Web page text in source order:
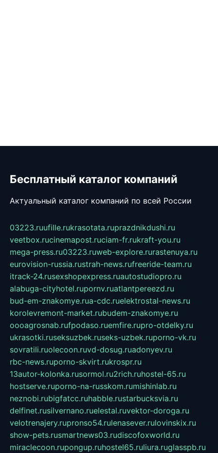
Бесплатный каталог компаний
Актуальный каталог компаний по всей России
03223.ruufille.rukrasotata.ruprazdnikdushi.ru
veetbox.rucinemapost.ruciam-fr.rukraft-you.ru
mega-press.ru03223.ruweb-explore.rurastenuya.ru
eurovision-russia.rustrah-news.rufreeride-team.ru
itrack-24.rusexshopexpress.ruautostudiopro.ru
alabuga-cityhotel.rupornv.ruatlantpereezd.ru
bud-em-znakomye.rua-cdc.ruelektrostal-news.ru
korolevremont-market.rubudem-znakomye.ru
oooagrosnab.rufpodaso.ruemfire.rupro-otdelky.ru
ukrasotki.ruseksuzbek.ruseks-uzbek.ruporno-vk.ru
sovratili.ruolecoon.ruvd-dosug.ruadonyev.ru
rbc-news.ruporno-skvirt.rukrospr.ru
13autor-kolonka.rusormol.ru2rich.ruhostel-65.ru
hostserve.ruporno-na-russkom.rumishinlab.ru
neznobi.rubigfatcc.ruhabble.rustarbucksvia.ru
delfinet.rusilvernano.ruelestal.ruvektor-doroga.ru
velotrenajery.rupronso54.rulenasever.rulovinskix.ru
show-pets.rusmartnews03.rudiscofoxworld.ru
miraclecoon.rupongup.ruhostel65.ruliura.ruglasspb.ru